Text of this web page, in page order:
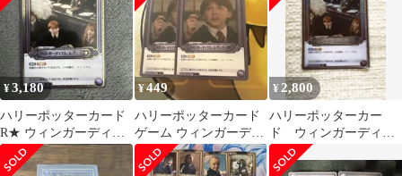
¥3,180
ハリーポッターカード
R★ ウィンガーディア
ム・レヴィオーサ
¥449
ハリーポッターカード
ゲーム ウィンガーディ
アム・レビオーサ 2枚
セット
¥ 2,800
ハリーポッターカー
ド ウィンガーディア
ム・レヴィオーサ
032a Rパラレル